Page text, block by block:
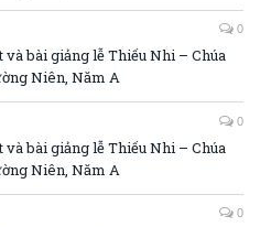
0
bài giảng lễ Thiếu Nhi – Chúa
Niên, Năm A
0
bài giảng lễ Thiếu Nhi – Chúa
Niên, Năm A
0